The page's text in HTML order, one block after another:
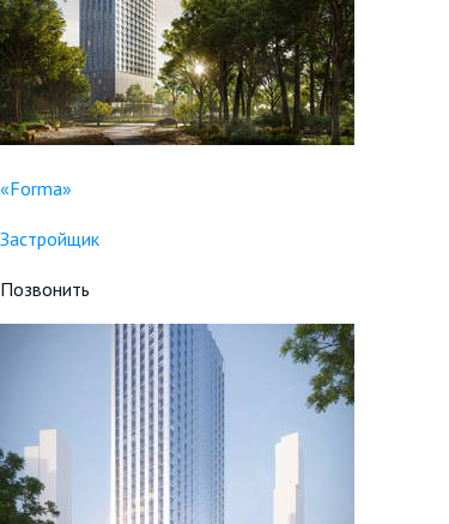
«Forma»
Застройщик
Позвонить